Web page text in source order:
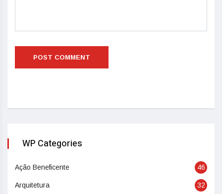
WP Categories
Ação Beneficente 46
Arquitetura 32